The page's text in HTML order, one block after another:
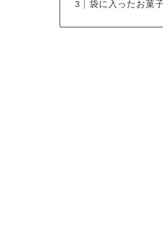
袋に入ったお菓